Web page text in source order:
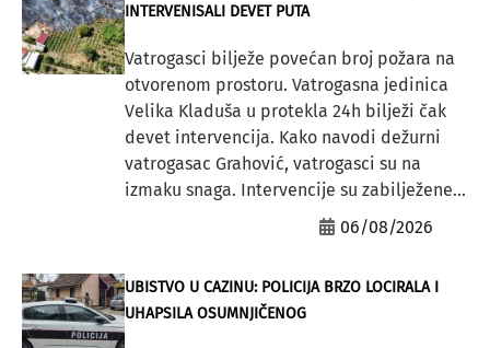
INTERVENISALI DEVET PUTA
Vatrogasci bilježe povećan broj požara na
otvorenom prostoru. Vatrogasna jedinica
Velika Kladuša u protekla 24h bilježi čak
devet intervencija. Kako navodi dežurni
vatrogasac Grahović, vatrogasci su na
izmaku snaga. Intervencije su zabilježene...
06/08/2026
UBISTVO U CAZINU: POLICIJA BRZO LOCIRALA I
UHAPSILA OSUMNJIČENOG